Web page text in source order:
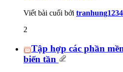
Viết bài cuối bởi
2
Tập hợp các phần
biến tần